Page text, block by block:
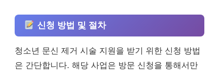
신청 방법 및 절차
청소년 문신 제거 시술 지원을 받기 위한 신청 방법
은 간단합니다. 해당 사업은 방문 신청을 통해서만